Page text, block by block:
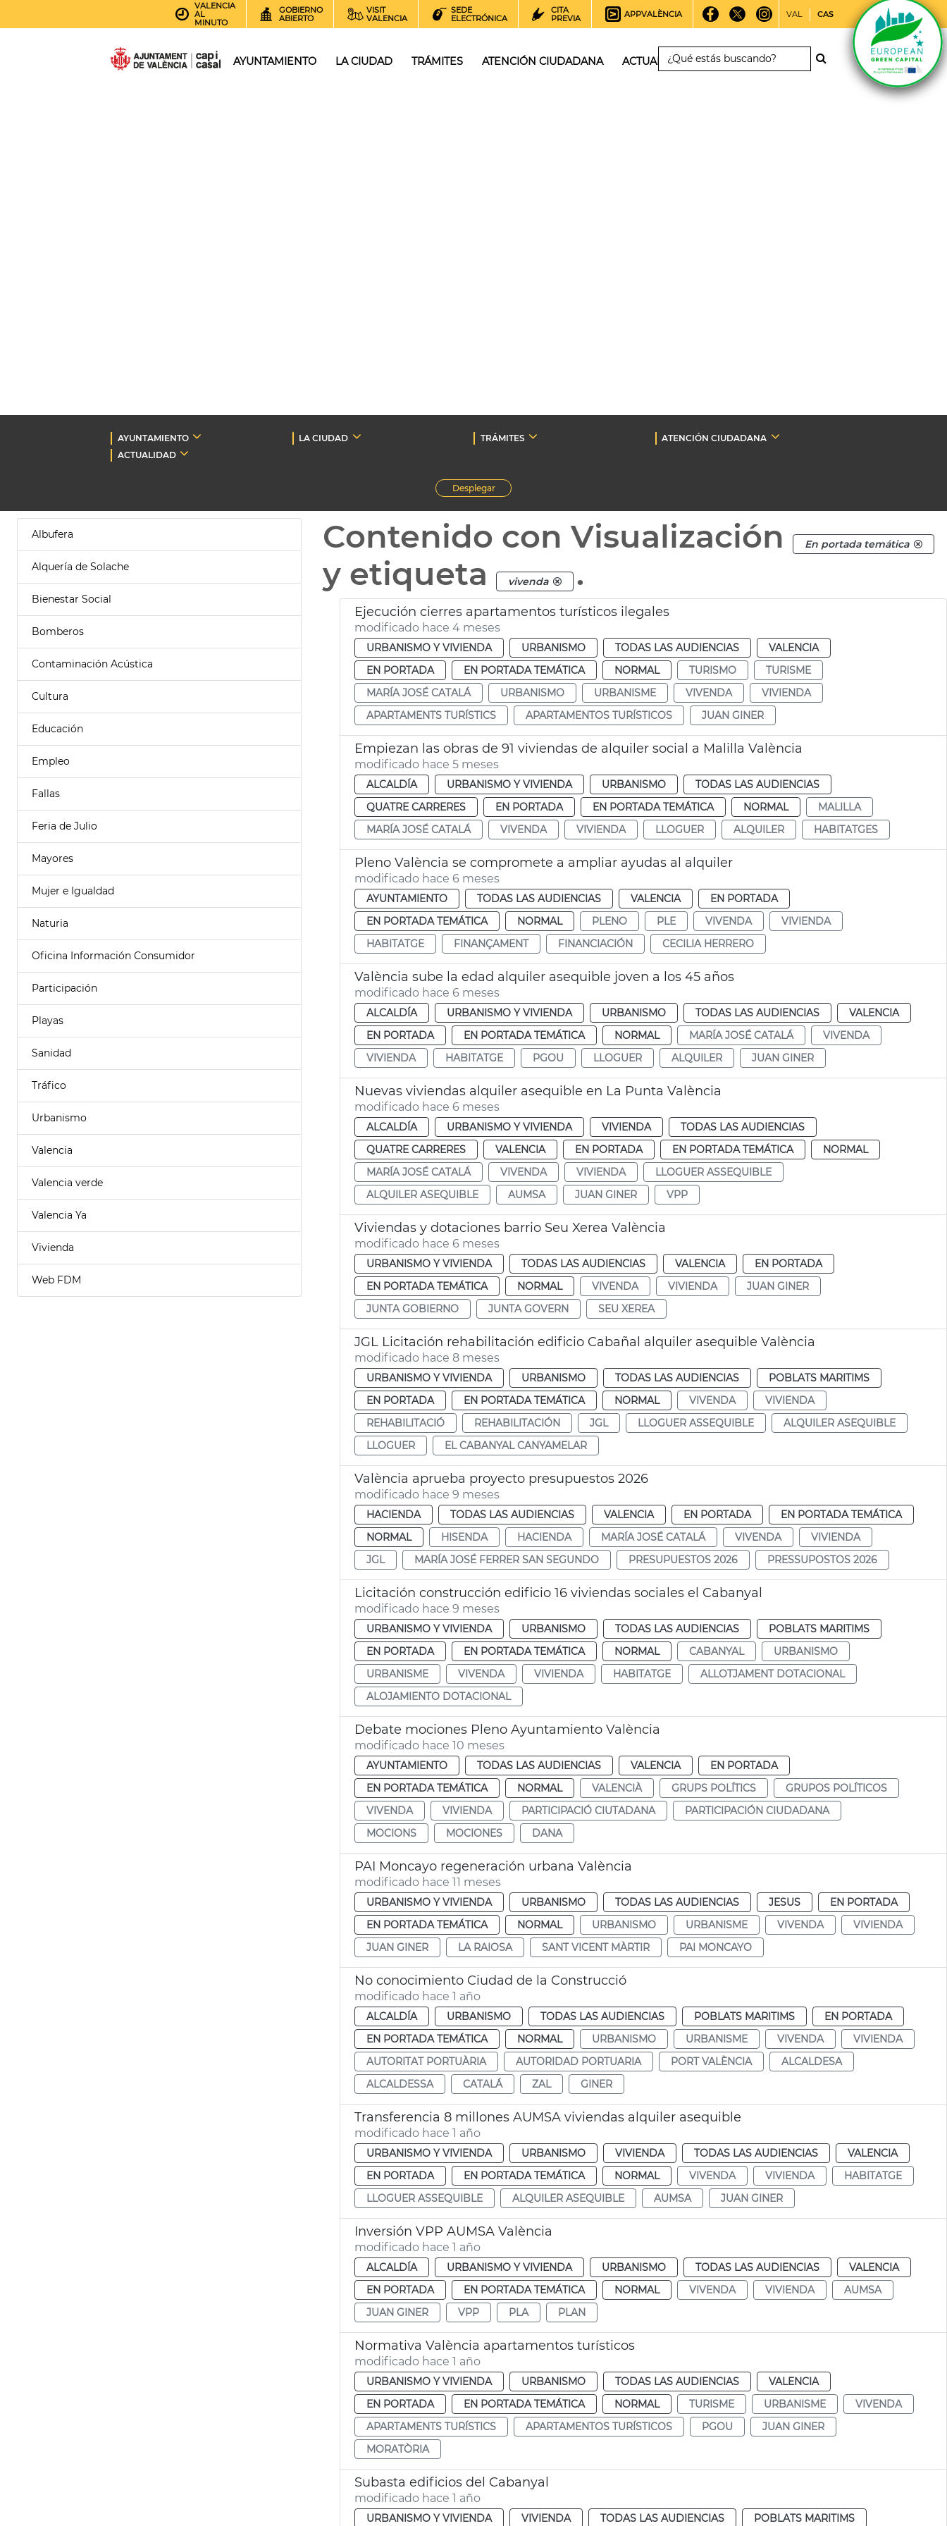
VALENCIA
AL
MINUTO
GOBIERNO
ABIERTO
VISIT
VALENCIA
SEDE
ELECTRÓNICA
CITA
PREVIA
APPVALÈNCIA VAL CAS
AYUNTAMIENTO LA CIUDAD TRÁMITES ATENCIÓN CIUDADANA ACTUALIDAD
AYUNTAMIENTO LA CIUDAD TRÁMITES
ATENCIÓN CIUDADANA
ACTUALIDAD
Desplegar
Albufera
Alquería de Solache
Bienestar Social
Bomberos
Contaminación Acústica
Cultura
Educación
Empleo
Fallas
Feria de Julio
Mayores
Mujer e Igualdad
Naturia
Oficina Información Consumidor
Participación
Playas
Sanidad
Tráfico
Urbanismo
Valencia
Valencia verde
Valencia Ya
Vivienda
Web FDM
Contenido con Visualización En portada temática
y etiqueta vivenda .
Ejecución cierres apartamentos turísticos ilegales
modificado hace 4 meses
URBANISMO Y VIVIENDA URBANISMO TODAS LAS AUDIENCIAS
VALENCIA
EN PORTADA
EN PORTADA TEMÁTICA NORMAL TURISMO
TURISME
MARÍA JOSÉ CATALÁ
URBANISMO URBANISME VIVENDA
VIVIENDA
APARTAMENTS TURÍSTICS
APARTAMENTOS TURÍSTICOS JUAN GINER
Empiezan las obras de 91 viviendas de alquiler social a Malilla València
modificado hace 5 meses
ALCALDÍA URBANISMO Y VIVIENDA URBANISMO
TODAS LAS AUDIENCIAS
QUATRE CARRERES
EN PORTADA EN PORTADA TEMÁTICA NORMAL
MALILLA
MARÍA JOSÉ CATALÁ
VIVENDA VIVIENDA LLOGUER ALQUILER HABITATGES
Pleno València se compromete a ampliar ayudas al alquiler
modificado hace 6 meses
AYUNTAMIENTO TODAS LAS AUDIENCIAS VALENCIA
EN PORTADA
EN PORTADA TEMÁTICA
NORMAL PLENO PLE VIVENDA
VIVIENDA
HABITATGE
FINANÇAMENT FINANCIACIÓN CECILIA HERRERO
València sube la edad alquiler asequible joven a los 45 años
modificado hace 6 meses
ALCALDÍA URBANISMO Y VIVIENDA URBANISMO TODAS LAS AUDIENCIAS
VALENCIA
EN PORTADA
EN PORTADA TEMÁTICA NORMAL MARÍA JOSÉ CATALÁ
VIVENDA
VIVIENDA
HABITATGE PGOU LLOGUER ALQUILER JUAN GINER
Nuevas viviendas alquiler asequible en La Punta València
modificado hace 6 meses
ALCALDÍA URBANISMO Y VIVIENDA VIVIENDA
TODAS LAS AUDIENCIAS
QUATRE CARRERES
VALENCIA EN PORTADA EN PORTADA TEMÁTICA
NORMAL
MARÍA JOSÉ CATALÁ
VIVENDA VIVIENDA
LLOGUER ASSEQUIBLE
ALQUILER ASEQUIBLE
AUMSA JUAN GINER VPP
Viviendas y dotaciones barrio Seu Xerea València
modificado hace 6 meses
URBANISMO Y VIVIENDA TODAS LAS AUDIENCIAS VALENCIA
EN PORTADA
EN PORTADA TEMÁTICA
NORMAL VIVENDA VIVIENDA
JUAN GINER
JUNTA GOBIERNO
JUNTA GOVERN SEU XEREA
JGL Licitación rehabilitación edificio Cabañal alquiler asequible València
modificado hace 8 meses
URBANISMO Y VIVIENDA URBANISMO TODAS LAS AUDIENCIAS
POBLATS MARITIMS
EN PORTADA
EN PORTADA TEMÁTICA NORMAL VIVENDA
VIVIENDA
REHABILITACIÓ
REHABILITACIÓN JGL LLOGUER ASSEQUIBLE
ALQUILER ASEQUIBLE
LLOGUER
EL CABANYAL CANYAMELAR
València aprueba proyecto presupuestos 2026
modificado hace 9 meses
HACIENDA TODAS LAS AUDIENCIAS VALENCIA EN PORTADA
EN PORTADA TEMÁTICA
NORMAL
HISENDA HACIENDA MARÍA JOSÉ CATALÁ VIVENDA
VIVIENDA
JGL
MARÍA JOSÉ FERRER SAN SEGUNDO PRESUPUESTOS 2026 PRESSUPOSTOS 2026
Licitación construcción edificio 16 viviendas sociales el Cabanyal
modificado hace 9 meses
URBANISMO Y VIVIENDA URBANISMO TODAS LAS AUDIENCIAS
POBLATS MARITIMS
EN PORTADA
EN PORTADA TEMÁTICA NORMAL CABANYAL
URBANISMO
URBANISME
VIVENDA VIVIENDA HABITATGE
ALLOTJAMENT DOTACIONAL
ALOJAMIENTO DOTACIONAL
Debate mociones Pleno Ayuntamiento València
modificado hace 10 meses
AYUNTAMIENTO TODAS LAS AUDIENCIAS VALENCIA
EN PORTADA
EN PORTADA TEMÁTICA
NORMAL VALENCIÀ GRUPS POLÍTICS
GRUPOS POLÍTICOS
VIVENDA
VIVIENDA PARTICIPACIÓ CIUTADANA
PARTICIPACIÓN CIUDADANA
MOCIONS
MOCIONES DANA
PAI Moncayo regeneración urbana València
modificado hace 11 meses
URBANISMO Y VIVIENDA URBANISMO TODAS LAS AUDIENCIAS JESUS
EN PORTADA
EN PORTADA TEMÁTICA
NORMAL URBANISMO URBANISME VIVENDA
VIVIENDA
JUAN GINER
LA RAIOSA SANT VICENT MÀRTIR PAI MONCAYO
No conocimiento Ciudad de la Construcció
modificado hace 1 año
ALCALDÍA URBANISMO TODAS LAS AUDIENCIAS POBLATS MARITIMS
EN PORTADA
EN PORTADA TEMÁTICA
NORMAL URBANISMO URBANISME VIVENDA
VIVIENDA
AUTORITAT PORTUÀRIA
AUTORIDAD PORTUARIA PORT VALÈNCIA
ALCALDESA
ALCALDESSA
CATALÁ ZAL GINER
Transferencia 8 millones AUMSA viviendas alquiler asequible
modificado hace 1 año
URBANISMO Y VIVIENDA URBANISMO VIVIENDA TODAS LAS AUDIENCIAS
VALENCIA
EN PORTADA
EN PORTADA TEMÁTICA NORMAL VIVENDA VIVIENDA
HABITATGE
LLOGUER ASSEQUIBLE
ALQUILER ASEQUIBLE AUMSA JUAN GINER
Inversión VPP AUMSA València
modificado hace 1 año
ALCALDÍA URBANISMO Y VIVIENDA URBANISMO TODAS LAS AUDIENCIAS
VALENCIA
EN PORTADA
EN PORTADA TEMÁTICA NORMAL VIVENDA VIVIENDA
AUMSA
JUAN GINER
VPP PLA PLAN
Normativa València apartamentos turísticos
modificado hace 1 año
URBANISMO Y VIVIENDA URBANISMO TODAS LAS AUDIENCIAS
VALENCIA
EN PORTADA
EN PORTADA TEMÁTICA NORMAL TURISME URBANISME
VIVENDA
APARTAMENTS TURÍSTICS
APARTAMENTOS TURÍSTICOS PGOU
JUAN GINER
MORATÒRIA
Subasta edificios del Cabanyal
modificado hace 1 año
URBANISMO Y VIVIENDA VIVIENDA TODAS LAS AUDIENCIAS POBLATS MARITIMS